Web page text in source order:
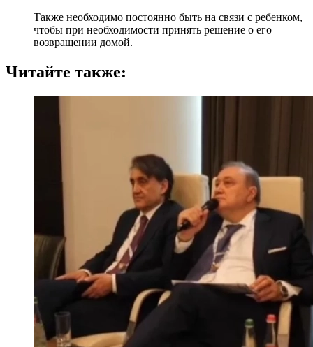
Также необходимо постоянно быть на связи с ребенком,
чтобы при необходимости принять решение о его
возвращении домой.
Читайте также: